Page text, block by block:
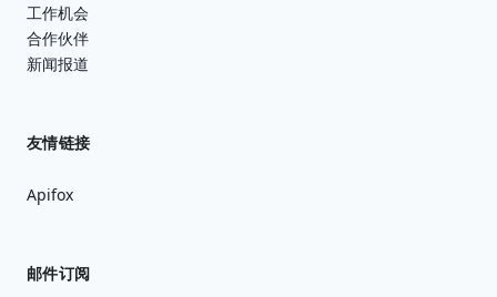
工作机会
合作伙伴
新闻报道
友情链接
Apifox
邮件订阅